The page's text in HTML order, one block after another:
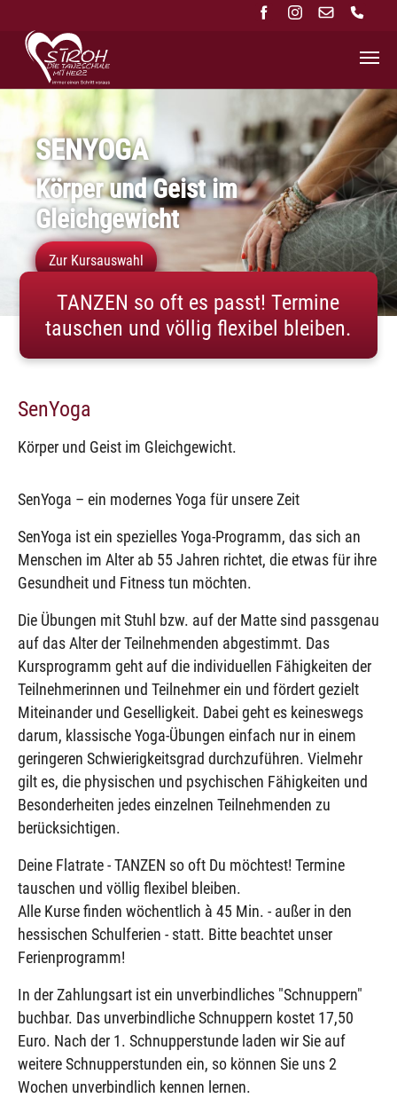
Zum Hauptinhalt springen
SENYOGA
Körper und Geist im
Gleichgewicht
Zur Kursauswahl
TANZEN so oft es passt! Termine
tauschen und völlig flexibel bleiben.
SenYoga
Körper und Geist im Gleichgewicht.
SenYoga – ein modernes Yoga für unsere Zeit
SenYoga ist ein spezielles Yoga-Programm, das sich an
Menschen im Alter ab 55 Jahren richtet, die etwas für ihre
Gesundheit und Fitness tun möchten.
Die Übungen mit Stuhl bzw. auf der Matte sind passgenau
auf das Alter der Teilnehmenden abgestimmt. Das
Kursprogramm geht auf die individuellen Fähigkeiten der
Teilnehmerinnen und Teilnehmer ein und fördert gezielt
Miteinander und Geselligkeit. Dabei geht es keineswegs
darum, klassische Yoga-Übungen einfach nur in einem
geringeren Schwierigkeitsgrad durchzuführen. Vielmehr
gilt es, die physischen und psychischen Fähigkeiten und
Besonderheiten jedes einzelnen Teilnehmenden zu
berücksichtigen.
Deine Flatrate - TANZEN so oft Du möchtest! Termine
tauschen und völlig flexibel bleiben.
Alle Kurse finden wöchentlich à 45 Min. - außer in den
hessischen Schulferien - statt. Bitte beachtet unser
Ferienprogramm!
In der Zahlungsart ist ein unverbindliches "Schnuppern"
buchbar. Das unverbindliche Schnuppern kostet 17,50
Euro. Nach der 1. Schnupperstunde laden wir Sie auf
weitere Schnupperstunden ein, so können Sie uns 2
Wochen unverbindlich kennen lernen.